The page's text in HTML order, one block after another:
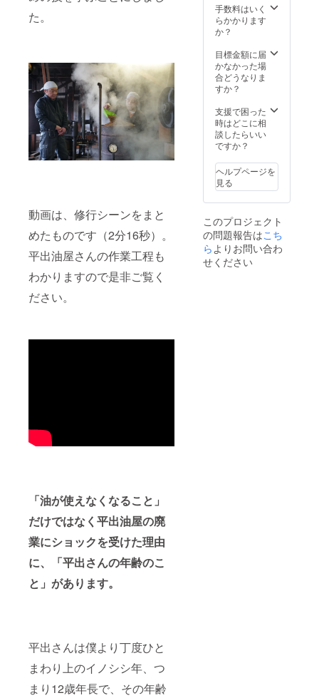
た。
動画は、修行シーンをまと
めたものです（2分16秒）。
平出油屋さんの作業工程も
わかりますので是非ご覧く
ださい。
「油が使えなくなること」
だけではなく平出油屋の廃
業にショックを受けた理由
に、「平出さんの年齢のこ
と」があります。
平出さんは僕より丁度ひと
まわり上のイノシシ年、つ
まり12歳年長で、その年齢
■プロ
ジェク
ト進捗
トメー
ルを毎
月送信
しま
産味噌
など）
・「五
然海
塩」
100g（
原材料:
（五島
近
海））
■感謝の
を込め
て、お
をお送
りしま
す。 ■
搾油施
設付近
セージ
をお送
りしま
搾油施
設付近
のクラ
ウド
ディン
グ感謝
掲示板
にお名
（希望
者の
期間：
事業が
存続す
る限り
・掲載
産青大
豆、天
感謝の
気持ち
を込め
メッ
セージ
をお送
りしま
搾油施
のクラ
ウド
ファン
ディン
グ感謝
掲示板
にお名
原材料:
国産大
り、菜
種油）
・「生
（ 原材
料:国産
大豆、
天然に
菜種
油） ・
「もめ
ん豆
（ 原材
料:国産
大豆、
天然に
がり）
をご確
認くだ
ランは5
万円
コー
コー
ス、30
万円
コー
万円
コー
ス、100
万円
とで同
じリ
ターン
内容に
なりま
程を
メール
で相談
いただ
きま
す。 ※
原材料
加物等
の食品
表示は
お届け
ラベル
に表記
されま
す。 商
前には
必ずお
届けの
リター
ンに貼
。発送
は、ク
ラウド
ディン
グ終了
後から
2024年
クール
便なの
で、お
受け取
程を
メール
で相談
させて
きま
す。 ※
原材料
及び添
加物等
手数料はいく
らかかります
か？
目標金額に届
かなかった場
合どうなりま
すか？
支援で困った
時はどこに相
談したらいい
ですか？
ヘルプページを
見る
このプロジェクト
の問題報告はこち
ら よりお問い合わ
せください